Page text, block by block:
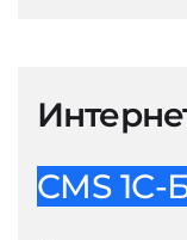
CMS 1С-